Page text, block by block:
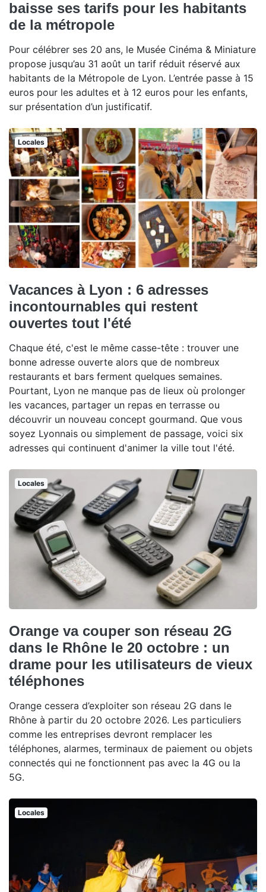
baisse ses tarifs pour les habitants
de la métropole
Pour célébrer ses 20 ans, le Musée Cinéma & Miniature
propose jusqu’au 31 août un tarif réduit réservé aux
habitants de la Métropole de Lyon. L’entrée passe à 15
euros pour les adultes et à 12 euros pour les enfants,
sur présentation d’un justificatif.
Locales
Vacances à Lyon : 6 adresses
incontournables qui restent
ouvertes tout l'été
Chaque été, c'est le même casse-tête : trouver une
bonne adresse ouverte alors que de nombreux
restaurants et bars ferment quelques semaines.
Pourtant, Lyon ne manque pas de lieux où prolonger
les vacances, partager un repas en terrasse ou
découvrir un nouveau concept gourmand. Que vous
soyez Lyonnais ou simplement de passage, voici six
adresses qui continuent d'animer la ville tout l'été.
Locales
Orange va couper son réseau 2G
dans le Rhône le 20 octobre : un
drame pour les utilisateurs de vieux
téléphones
Orange cessera d’exploiter son réseau 2G dans le
Rhône à partir du 20 octobre 2026. Les particuliers
comme les entreprises devront remplacer les
téléphones, alarmes, terminaux de paiement ou objets
connectés qui ne fonctionnent pas avec la 4G ou la
5G.
Locales